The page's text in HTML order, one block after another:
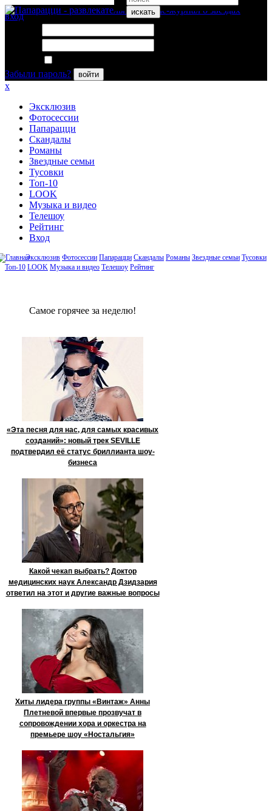
искать
вход
Забыли пароль?
войти
x
Эксклюзив
Фотосессии
Папарацци
Скандалы
Романы
Звездные семьи
Тусовки
Топ-10
LOOK
Музыка и видео
Телешоу
Рейтинг
Вход
Эксклюзив Фотосессии Папарацци Скандалы Романы Звездные семьи Тусовки
Топ-10 LOOK Музыка и видео Телешоу Рейтинг
Сaмое гoрячее за неделю!
«Эта песня для нас, для самых красивых
созданий»: новый трек SEVILLE
подтвердил её статус бриллианта шоу-
бизнеса
Какой чекап выбрать? Доктор
медицинских наук Александр Дзидзария
ответил на этот и другие важные вопросы
Хиты лидера группы «Винтаж» Анны
Плетневой впервые прозвучат в
сопровождении хора и оркестра на
премьере шоу «Ностальгия»